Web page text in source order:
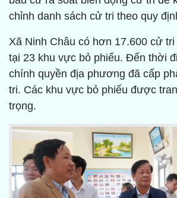
chỉnh danh sách cử tri theo quy
Xã Ninh Châu có hơn 17.600 cử
tại 23 khu vực bỏ phiếu. Đến thời
chính quyền địa phương đã cấp
tri. Các khu vực bỏ phiếu được
trọng.